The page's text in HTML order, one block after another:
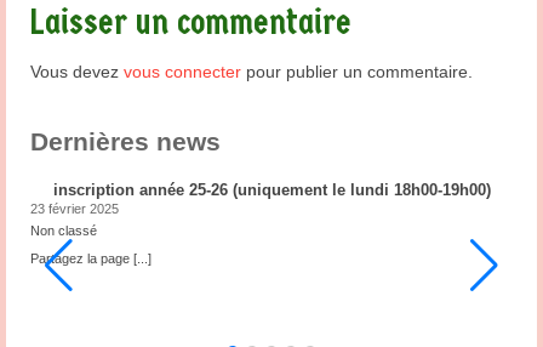
Laisser un commentaire
Vous devez vous connecter pour publier un commentaire.
Dernières news
inscription année 25-26 (uniquement le lundi 18h00-19h00)
23 février 2025
Non classé
Partagez la page [...]